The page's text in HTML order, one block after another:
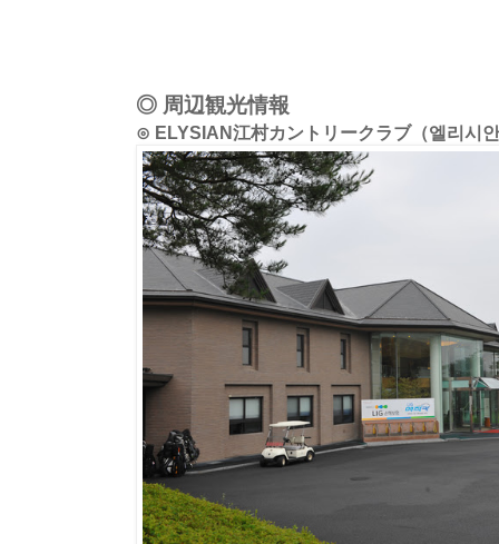
◎ 周辺観光情報
⊙ ELYSIAN江村カントリークラブ（엘리시